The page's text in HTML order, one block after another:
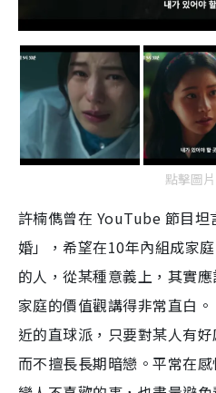
點擊圖
許楠儁曾在 YouTube 節目坦
婚」，希望在10年內組成家
的人，從某種意義上，其實
家庭的價值觀講得非常直白
近的直球派，只要對某人有
而不擅長長期暗戀。平常在